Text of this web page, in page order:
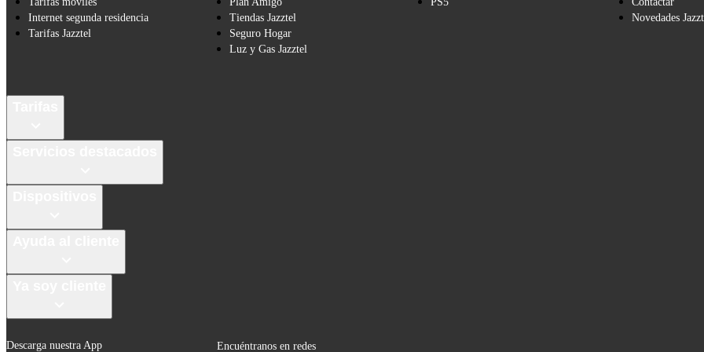
Internet segunda residencia
Tarifas Jazztel
Tiendas Jazztel
Seguro Hogar
Luz y Gas Jazztel
Novedades
Descarga nuestra App Encuéntranos en redes